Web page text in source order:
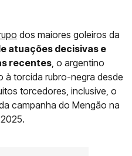
dos maiores goleiros da
atuações decisivas e
recentes, o argentino
à torcida rubro-negra desde
torcedores, inclusive, o
campanha do Mengão na